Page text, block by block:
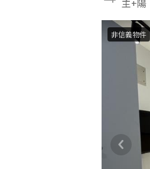
主+陽
非信義物件